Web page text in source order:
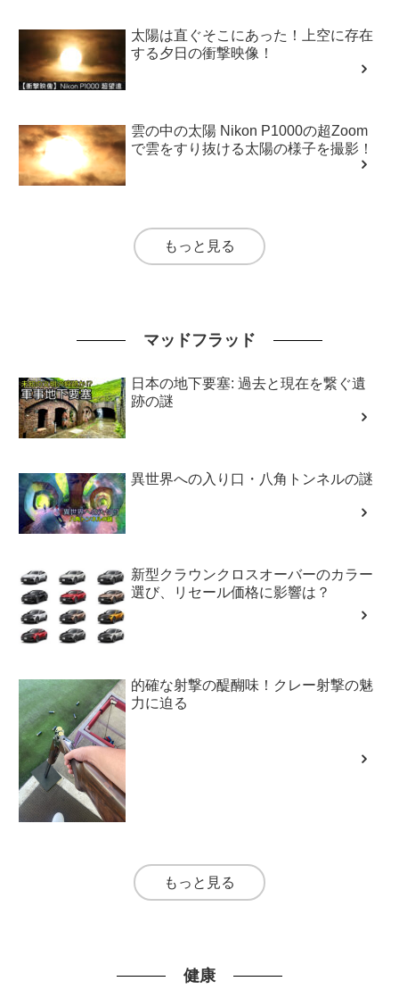
太陽は直ぐそこにあった！上空に存在
する夕日の衝撃映像！
雲の中の太陽 Nikon P1000の超Zoom
で雲をすり抜ける太陽の様子を撮影！
もっと見る
マッドフラッド
日本の地下要塞: 過去と現在を繋ぐ遺
跡の謎
異世界への入り口・八角トンネルの謎
新型クラウンクロスオーバーのカラー
選び、リセール価格に影響は？
的確な射撃の醍醐味！クレー射撃の魅
力に迫る
もっと見る
健康